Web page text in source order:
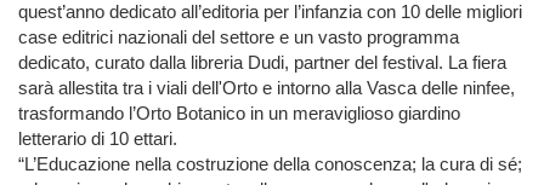
quest’anno dedicato all’editoria per l’infanzia con 10 delle migliori
case editrici nazionali del settore e un vasto programma
dedicato, curato dalla libreria Dudi, partner del festival. La fiera
sarà allestita tra i viali dell'Orto e intorno alla Vasca delle ninfee,
trasformando l’Orto Botanico in un meraviglioso giardino
letterario di 10 ettari.
“L’Educazione nella costruzione della conoscenza; la cura di sé;